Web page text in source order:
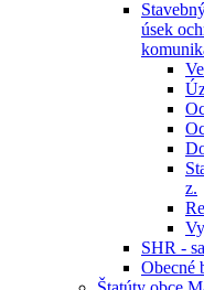
úsek
z.
SHR -
Obecné